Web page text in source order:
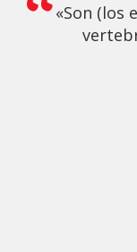
«Son (los